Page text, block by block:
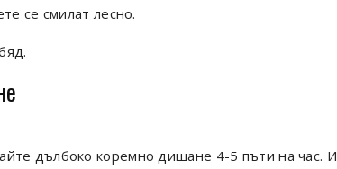
се смилат лесно.
дълбоко коремно дишане 4-5 пъти на час.